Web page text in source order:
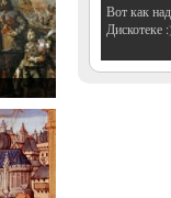
Вот как
Дискотеке